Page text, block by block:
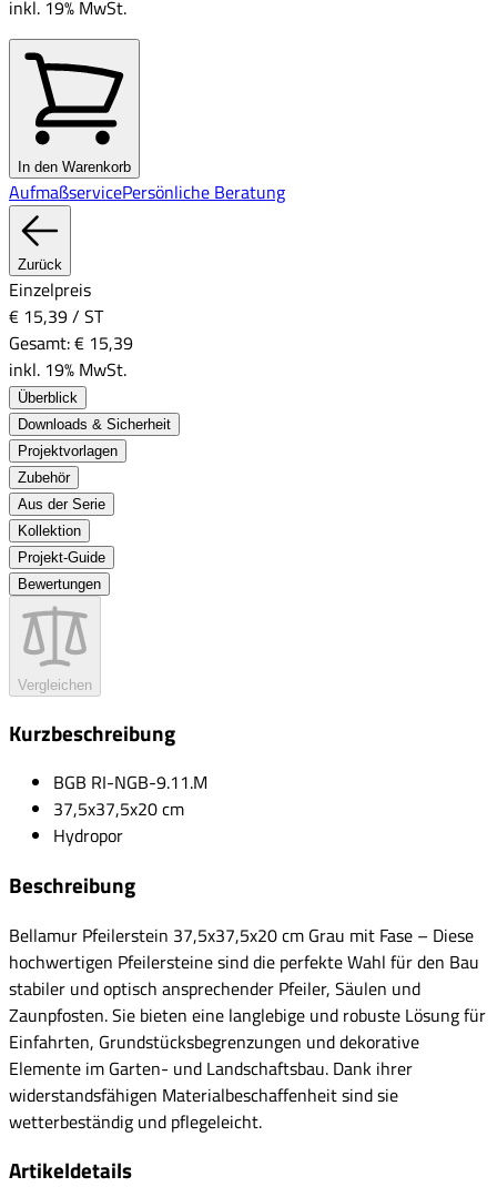
inkl. 19% MwSt.
In den Warenkorb
AufmaßservicePersönliche Beratung
Zurück
Einzelpreis
€ 15,39/ ST
Gesamt:€ 15,39
inkl. 19% MwSt.
Überblick
Downloads & Sicherheit
Projektvorlagen
Zubehör
Aus der Serie
Kollektion
Projekt-Guide
Bewertungen
Vergleichen
Kurzbeschreibung
BGB RI-NGB-9.11.M
37,5x37,5x20 cm
Hydropor
Beschreibung
Bellamur Pfeilerstein 37,5x37,5x20 cm Grau mit Fase – Diese
hochwertigen Pfeilersteine sind die perfekte Wahl für den Bau
stabiler und optisch ansprechender Pfeiler, Säulen und
Zaunpfosten. Sie bieten eine langlebige und robuste Lösung für
Einfahrten, Grundstücksbegrenzungen und dekorative
Elemente im Garten- und Landschaftsbau. Dank ihrer
widerstandsfähigen Materialbeschaffenheit sind sie
wetterbeständig und pflegeleicht.
Artikeldetails